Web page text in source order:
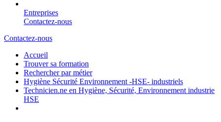
Entreprises
Contactez-nous
Contactez-nous
Accueil
Trouver sa formation
Rechercher par métier
Hygiène Sécurité Environnement -HSE- industriels
Technicien.ne en Hygiène, Sécurité, Environnement industrie
HSE